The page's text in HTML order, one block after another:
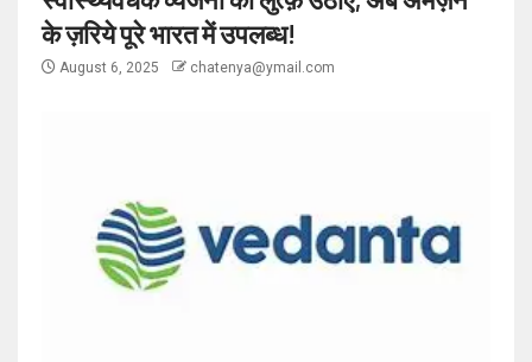
के ज़रिये पूरे भारत में उपलब्ध!
August 6, 2025 chatenya@ymail.com